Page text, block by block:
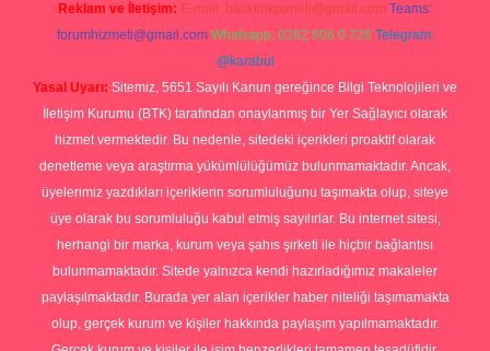
Reklam ve İletişim: E-mail: backlinkpaneli@gmail.com Teams:
forumhizmeti@gmail.com Whatsapp: 0262 606 0 726 Telegram:
@karabul
Yasal Uyarı: Sitemiz, 5651 Sayılı Kanun gereğince Bilgi Teknolojileri ve
İletişim Kurumu (BTK) tarafından onaylanmış bir Yer Sağlayıcı olarak
hizmet vermektedir. Bu nedenle, sitedeki içerikleri proaktif olarak
denetleme veya araştırma yükümlülüğümüz bulunmamaktadır. Ancak,
üyelerimiz yazdıkları içeriklerin sorumluluğunu taşımakta olup, siteye
üye olarak bu sorumluluğu kabul etmiş sayılırlar. Bu internet sitesi,
herhangi bir marka, kurum veya şahıs şirketi ile hiçbir bağlantısı
bulunmamaktadır. Sitede yalnızca kendi hazırladığımız makaleler
paylaşılmaktadır. Burada yer alan içerikler haber niteliği taşımamakta
olup, gerçek kurum ve kişiler hakkında paylaşım yapılmamaktadır.